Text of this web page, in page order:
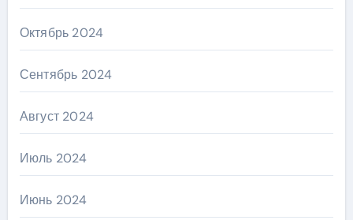
Октябрь 2024
Сентябрь 2024
Август 2024
Июль 2024
Июнь 2024